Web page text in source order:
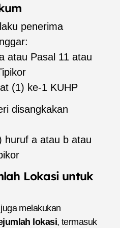
penerima
atau Pasal 11 atau
(1) ke-1 KUHP
disangkakan
huruf a atau b atau
Lokasi untuk
melakukan
lokasi, termasuk